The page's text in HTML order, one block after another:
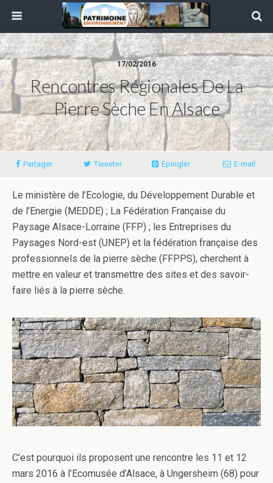
17/02/2016
Rencontres Régionales De La
Pierre Sèche En Alsace
Partager Tweeter Épingler E-mail
Le ministère de l’Ecologie, du Développement Durable et
de l’Energie (MEDDE) ; La Fédération Française du
Paysage Alsace-Lorraine (FFP) ; les Entreprises du
Paysages Nord-est (UNEP) et la fédération française des
professionnels de la pierre sèche (FFPPS), cherchent à
mettre en valeur et transmettre des sites et des savoir-
faire liés à la pierre sèche.
C’est pourquoi ils proposent une rencontre les 11 et 12
mars 2016 à l’Ecomusée d’Alsace, à Ungersheim (68) pour